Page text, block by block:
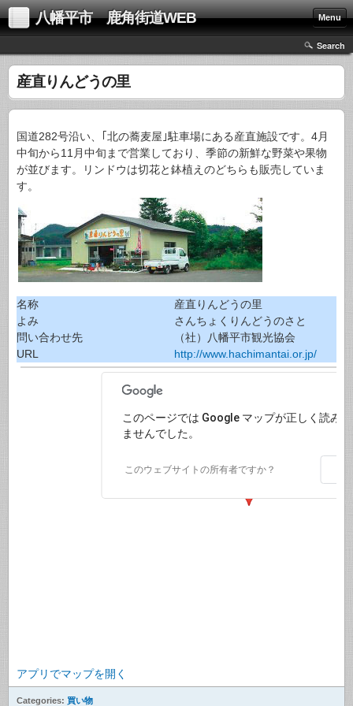
八幡平市 鹿角街道WEB Menu
Search
産直りんどうの里
国道282号沿い、｢北の蕎麦屋｣駐車場にある産直施設です。4月
中旬から11月中旬まで営業しており、季節の新鮮な野菜や果物
が並びます。リンドウは切花と鉢植えのどちらも販売していま
す。
名称
産直りんどうの里
よみ
さんちょくりんどうのさと
問い合わせ先
（社）八幡平市観光協会
URL
http://www.hachimantai.or.jp/
このページでは Google マップが正しく読み
ませんでした。
このウェブサイトの所有者ですか？
アプリでマップを開く
Categories: 買い物